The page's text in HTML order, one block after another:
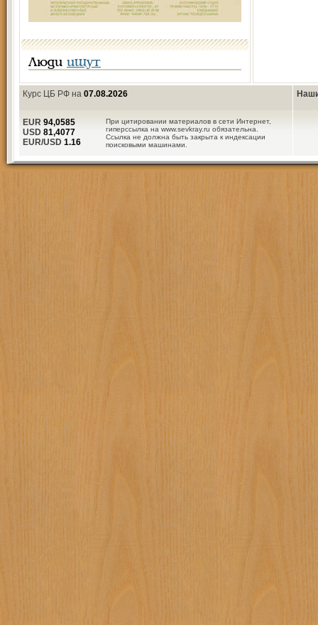
Люди ищут
Курс ЦБ РФ на 07.08.2026
При цитировании материалов в сети Интернет,
гиперссылка на www.sevkray.ru обязательна.
Ссылка не должна быть закрыта к индексации
поисковыми машинами.
EUR 94,0585
USD 81,4077
EUR/USD 1.16